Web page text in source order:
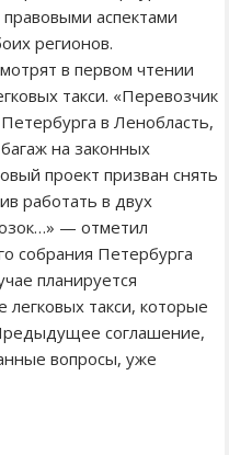
аспектами
регионов.
в первом чтении
такси. «Перевозчик
в Ленобласть,
на законных
проект призван снять
работать в двух
— отметил
собрания Петербурга
планируется
легковых такси, которые
соглашение,
вопросы, уже